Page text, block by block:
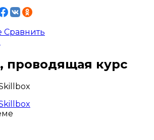
Сравнить
проводящая курс